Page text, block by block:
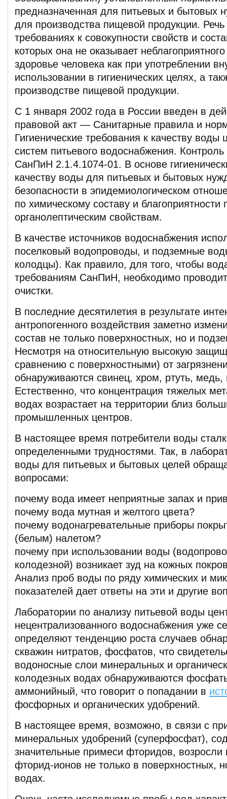
предназначенная для питьевых и бытовых
для производства пищевой продукции. Речь
требованиях к совокупности свойств и
которых она не оказывает
здоровье человека как при употреблении
использовании в гигиенических целях, а
производстве пищевой продукции.
С 1 января 2002 года в России введен в
правовой акт — Санитарные правила и
Гигиенические требования к качеству воды
систем питьевого водоснабжения.
СанПиН 2.1.4.1074-01. В основе
качеству воды для питьевых и бытовых
безопасности в эпидемиологическом
по химическому составу и благоприятности
органолептическим свойствам.
В качестве источников водоснабжения
поселковый водопроводы, и подземные
колодцы). Как правило, для того, чтобы
требованиям СанПиН, необходимо
очистки.
В последние десятилетия в результате
антропогенного воздействия заметно
состав не только поверхностных, но и
Несмотря на относительную высокую
сравнению с поверхностными) от
обнаруживаются свинец, хром, ртуть, медь,
Естественно, что концентрация тяжелых
водах возрастает на территории близ
промышленных центров.
В настоящее время потребители воды
определенными трудностями. Так, в
воды для питьевых и бытовых целей
вопросами:
почему вода имеет неприятные запах и
почему вода мутная и желтого цвета?
почему водонагревательные приборы
(белым) налетом?
почему при использовании воды
колодезной) возникает зуд на кожных
Анализ проб воды по ряду химических и
показателей дает ответы на эти и другие
Лаборатории по анализу питьевой воды
нецентрализованного водоснабжения уже
определяют тенденцию роста случаев
скважин нитратов, фосфатов, что
водоносные слои минеральных и
колодезных водах обнаруживаются
аммонийный, что говорит о попадании в
фосфорных и органических удобрений.
В настоящее время, возможно, в связи с
минеральных удобрений (суперфосфат),
значительные примеси фторидов, возросли
фторид-ионов не только в поверхностных,
водах.